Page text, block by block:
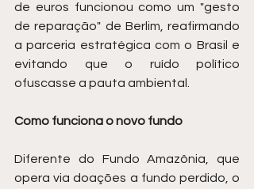
de euros funcionou como um "gesto
de reparação" de Berlim, reafirmando
a parceria estratégica com o Brasil e
evitando que o ruído político
ofuscasse a pauta ambiental.
Como funciona o novo fundo
Diferente do Fundo Amazônia, que